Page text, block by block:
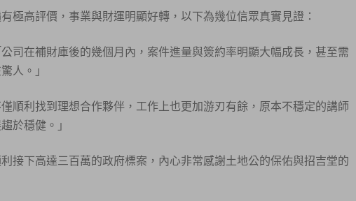
極高評價，事業與財運明顯好轉，以下為幾位信眾真實見證：
司在補財庫後的幾個月內，案件進量與簽約率明顯大幅成長，甚至需
人。」
順利找到理想合作夥伴，工作上也更加游刃有餘，原本不穩定的講師
於穩健。」
接下高達三百萬的政府標案，內心非常感謝土地公的保佑與招吉堂的